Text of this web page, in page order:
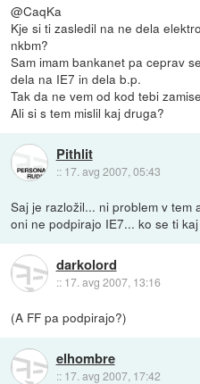
@CaqKa
Kje si ti zasledil na ne dela
nkbm?
Sam imam bankanet pa ceprav
dela na IE7 in dela b.p.
Tak da ne vem od kod tebi
Ali si s tem mislil kaj druga?
Pithlit
:: 17. avg 2007, 05:43
Saj je razložil... ni problem v tem
oni ne podpirajo IE7... ko se ti
darkolord
:: 17. avg 2007, 13:16
(A FF pa podpirajo?)
elhombre
:: 17. avg 2007, 17:42